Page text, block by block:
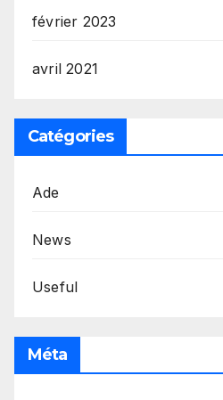
février 2023
avril 2021
Catégories
Ade
News
Useful
Méta